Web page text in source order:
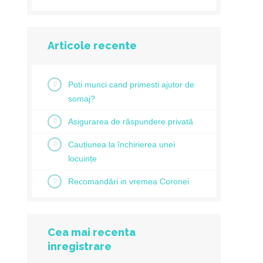
Articole recente
Poti munci cand primesti ajutor de
somaj?
Asigurarea de răspundere privată
Cauțiunea la închirierea unei
locuințe
Recomandări in vremea Coronei
Cea mai recenta
inregistrare